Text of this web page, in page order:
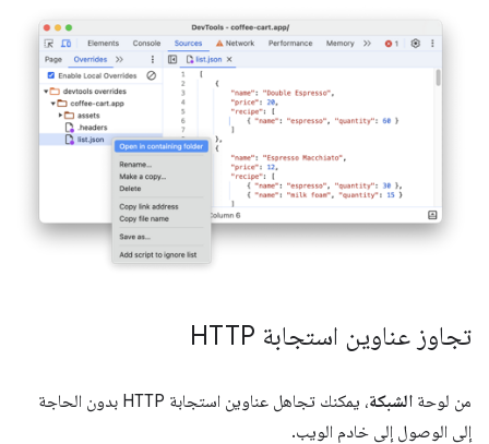
تجاوز عناوين استجابة HTTP
من لوحة الشبكة
، يمكنك تجاهل عناوين استجابة HTTP بدون الحاجة
إلى الوصول إلى خادم الويب.